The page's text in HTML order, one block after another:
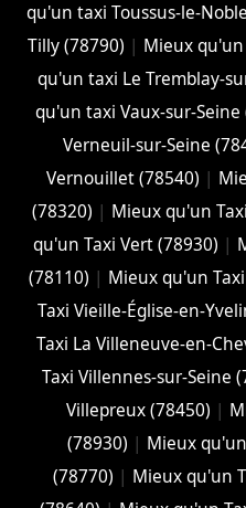
qu'un taxi Toussus-le-
Tilly (78790) | Mieux
qu'un taxi Le Tremblay-
qu'un taxi Vaux-sur-Seine
Verneuil-sur-Seine
Vernouillet (78540) |
(78320) | Mieux qu'un
qu'un Taxi Vert (78930) |
(78110) | Mieux qu'un
Taxi Vieille-Église-en-
Taxi La Villeneuve-en-
Taxi Villennes-sur-Seine
Villepreux (78450) |
(78930) | Mieux
(78770) | Mieux qu'un